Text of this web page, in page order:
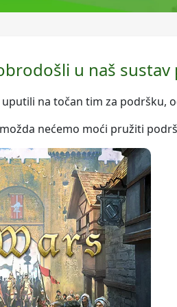
u naš
uputili na točan tim za podršku,
nećemo moći pružiti